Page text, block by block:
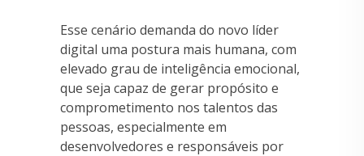
Esse cenário demanda do novo líder
digital uma postura mais humana, com
elevado grau de inteligência emocional,
que seja capaz de gerar propósito e
comprometimento nos talentos das
pessoas, especialmente em
desenvolvedores e responsáveis por